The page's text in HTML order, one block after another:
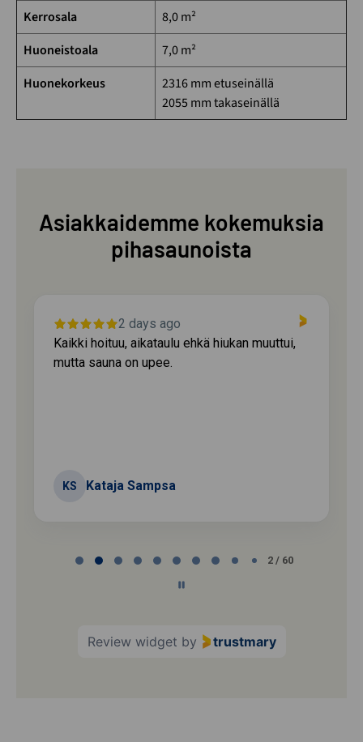
Kerrosala
8,0 m²
Huoneistoala
7,0 m²
Huonekorkeus
2316 mm etuseinällä
2055 mm takaseinällä
Asiakkaidemme kokemuksia
pihasaunoista
2 days ago
Kaikki hoituu, aikataulu ehkä hiukan muuttui,
mutta sauna on upee.
KS Kataja Sampsa
2 / 60
Review widget by trustmary